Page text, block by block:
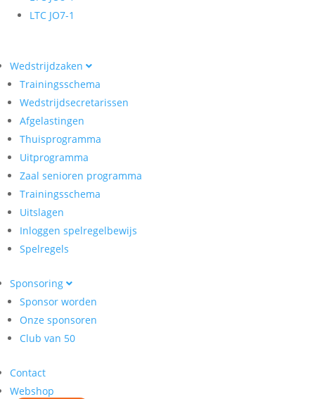
LTC JO7-1
Wedstrijdzaken
Trainingsschema
Wedstrijdsecretarissen
Afgelastingen
Thuisprogramma
Uitprogramma
Zaal senioren programma
Trainingsschema
Uitslagen
Inloggen spelregelbewijs
Spelregels
Sponsoring
Sponsor worden
Onze sponsoren
Club van 50
Contact
Webshop